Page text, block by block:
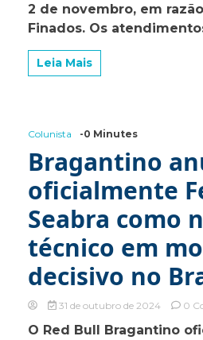
2 de novembro, em
Finados. Os
Leia Mais
Colunista -0 Minutes
Bragantino
oficialmente
Seabra como
técnico em
decisivo no
31 de outubro de 2024 0
O Red Bull Bragantino